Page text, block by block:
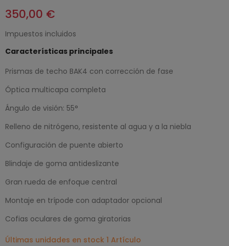
350,00 €
Impuestos incluidos
Características principales
Prismas de techo BAK4 con corrección de fase
Óptica multicapa completa
Ángulo de visión: 55°
Relleno de nitrógeno, resistente al agua y a la niebla
Configuración de puente abierto
Blindaje de goma antideslizante
Gran rueda de enfoque central
Montaje en trípode con adaptador opcional
Cofias oculares de goma giratorias
Últimas unidades en stock 1 Artículo